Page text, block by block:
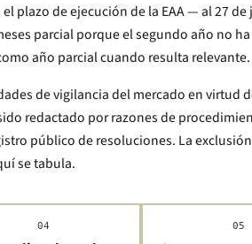
plazo de ejecución de la EAA — al 27 de
parcial porque el segundo año no
año parcial cuando resulta relevante.
de vigilancia del mercado en virtud
redactado por razones de
público de resoluciones. La
se tabula.
04 05